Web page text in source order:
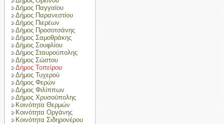
Δήμος Παγγαίου
Δήμος Παρανεστίου
Δήμος Πιερέων
Δήμος Προσοτσάνης
Δήμος Σαμοθράκης
Δήμος Σουφλίου
Δήμος Σταυρούπολης
Δήμος Σώστου
Δήμος Τοπείρου
Δήμος Τυχερού
Δήμος Φερών
Δήμος Φιλίππων
Δήμος Χρυσούπολης
Κοινότητα Θερμών
Κοινότητα Οργάνης
Κοινότητα Σιδηρονέρου